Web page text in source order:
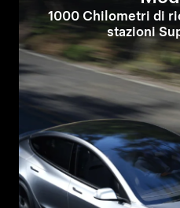
1000 Chilometri di
stazioni